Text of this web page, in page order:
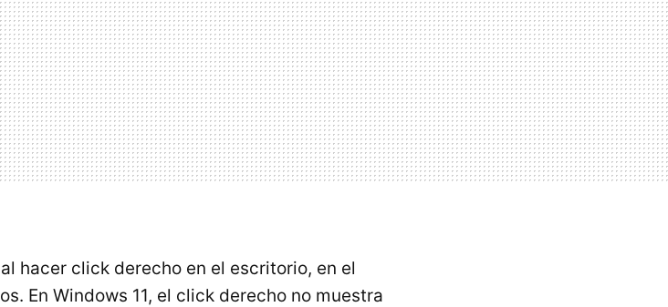
hacer click derecho en el escritorio, en el
En Windows 11, el click derecho no muestra